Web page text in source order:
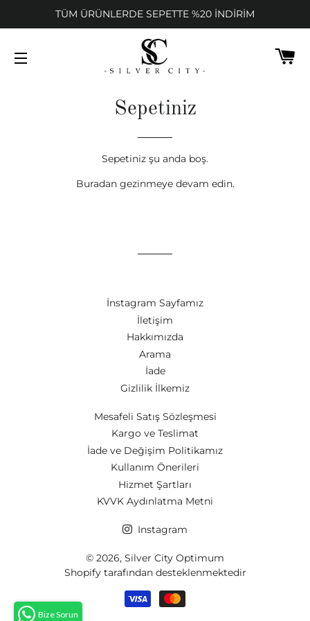
TÜM ÜRÜNLERDE SEPETTE %20 İNDİRİM
SITEDE GEZINME
Sepetiniz
Sepetiniz şu anda boş.
Buradangezinmeye devam edin.
İnstagram Sayfamız
İletişim
Hakkımızda
Arama
İade
Gizlilik İlkemiz
Mesafeli Satış Sözleşmesi
Kargo ve Teslimat
İade ve Değişim Politikamız
Kullanım Önerileri
Hizmet Şartları
KVVK Aydınlatma Metni
Instagram
© 2026, Silver City Optimum
Shopify tarafından desteklenmektedir
Ödeme
Bize Sorun